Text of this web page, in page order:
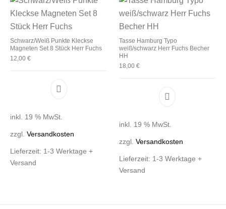
Schwarz/Weiß Punkte Kleckse
Magneten Set 8 Stück Herr Fuchs
12,00€
inkl. 19 % MwSt.
zzgl.Versandkosten
Lieferzeit: 1-3 Werktage +
Versand
Tasse Hamburg Typo
weiß/schwarz Herr Fuchs Becher
HH
18,00 €
inkl. 19 % MwSt.
zzgl. Versandkosten
Lieferzeit: 1-3 Werktage +
Versand